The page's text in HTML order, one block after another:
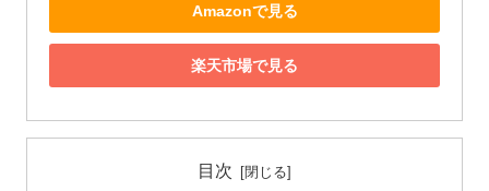
Amazonで見る
楽天市場で見る
目次